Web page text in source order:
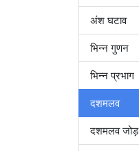
अंश घटाव
भिन्न गुणन
भिन्न प्रभाग
दशमलव
दशमलव जोड़